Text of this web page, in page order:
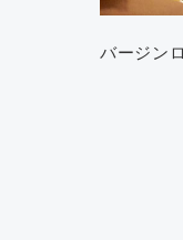
バージン